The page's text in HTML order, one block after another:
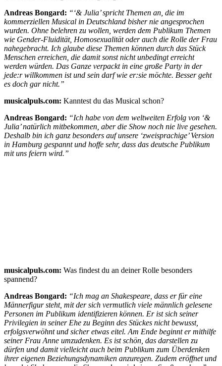
Andreas Bongard: “‘& Julia’ spricht Themen an, die im
kommerziellen Musical in Deutschland bisher nie angesprochen
wurden. Ohne belehren zu wollen, werden dem Publikum Themen
wie Gender-Fluidität, Homosexualität oder auch die Rolle der Frau
nahegebracht. Ich glaube diese Themen können durch das Stück
Menschen erreichen, die damit sonst nicht unbedingt erreicht
werden würden. Das Ganze verpackt in eine große Party in der
jede:r willkommen ist und sein darf wie er:sie möchte. Besser geht
es doch gar nicht.”
musicalpuls.com: Kanntest du das Musical schon?
Andreas Bongard: “Ich habe von dem weltweiten Erfolg von ‘&
Julia’ natürlich mitbekommen, aber die Show noch nie live gesehen.
Deshalb bin ich ganz besonders auf unsere ‘zweisprachige’ Version
in Hamburg gespannt und hoffe sehr, dass das deutsche Publikum
mit uns feiern wird.”
musicalpuls.com: Was findest du an deiner Rolle besonders
spannend?
Andreas Bongard: “Ich mag an Shakespeare, dass er für eine
Männerfigur steht, mit der sich vermutlich viele männlich gelesene
Personen im Publikum identifizieren können. Er ist sich seiner
Privilegien in seiner Ehe zu Beginn des Stückes nicht bewusst,
erfolgsverwöhnt und sicher etwas eitel. Am Ende beginnt er mithilfe
seiner Frau Anne umzudenken. Es ist schön, das darstellen zu
dürfen und damit vielleicht auch beim Publikum zum Überdenken
ihrer eigenen Beziehungsdynamiken anzuregen. Zudem eröffnet und